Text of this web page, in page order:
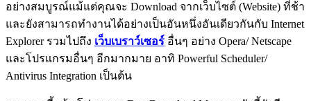
อย่างสมบูรณ์แม้แต่คุณจะ Download จากเว็บไซต์ (Website) ที่ช้า
และยังสามารถทำงานได้อย่างเป็นอันหนึ่งอันเดียวกันกับ Internet
Explorer รวมไปถึง เว็บเบราว์เซอร์ อื่นๆ อย่าง Opera/ Netscape
และโปรแกรมอื่นๆ อีกมากมาย อาทิ Powerful Scheduler/
Antivirus Integration เป็นต้น